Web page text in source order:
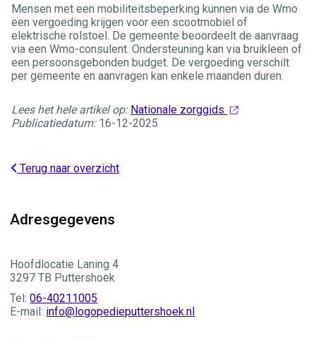
Mensen met een mobiliteitsbeperking kunnen via de Wmo
een vergoeding krijgen voor een scootmobiel of
elektrische rolstoel. De gemeente beoordeelt de aanvraag
via een Wmo-consulent. Ondersteuning kan via bruikleen of
een persoonsgebonden budget. De vergoeding verschilt
per gemeente en aanvragen kan enkele maanden duren.
Lees het hele artikel op: Nationale zorggids
Publicatiedatum: 16-12-2025
Terug naar overzicht
Adresgegevens
Hoofdlocatie Laning 4
3297 TB Puttershoek
Tel:06-40211005
E-mail: info@logopedieputtershoek.nl